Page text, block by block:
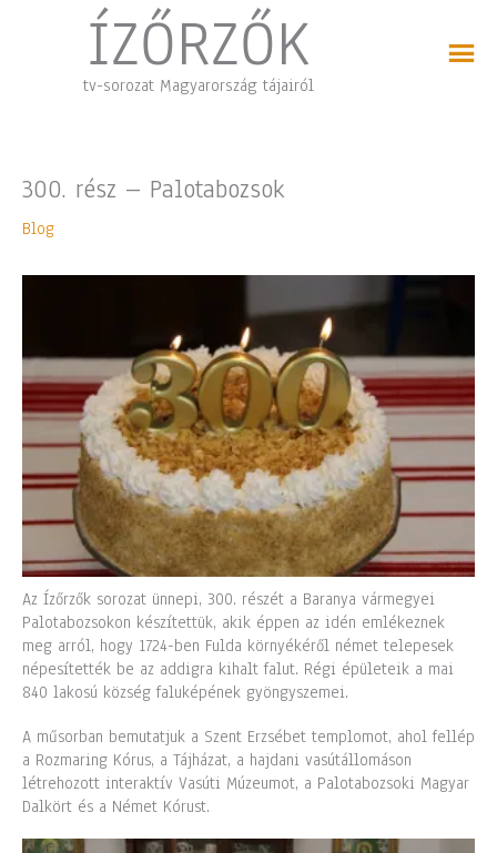
ÍZŐRZŐK
tv-sorozat Magyarország tájairól
300. rész – Palotabozsok
Blog
Az Ízőrzők sorozat ünnepi, 300. részét a Baranya vármegyei
Palotabozsokon készítettük, akik éppen az idén emlékeznek
meg arról, hogy 1724-ben Fulda környékéről német telepesek
népesítették be az addigra kihalt falut. Régi épületeik a mai
840 lakosú község faluképének gyöngyszemei.
A műsorban bemutatjuk a Szent Erzsébet templomot, ahol fellép
a Rozmaring Kórus, a Tájházat, a hajdani vasútállomáson
létrehozott interaktív Vasúti Múzeumot, a Palotabozsoki Magyar
Dalkört és a Német Kórust.